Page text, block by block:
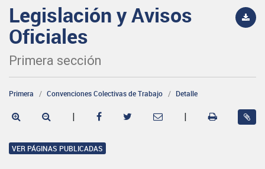
Legislación y Avisos
Oficiales
Primera sección
Primera Convenciones Colectivas de Trabajo Detalle
| |
VER PÁGINAS PUBLICADAS